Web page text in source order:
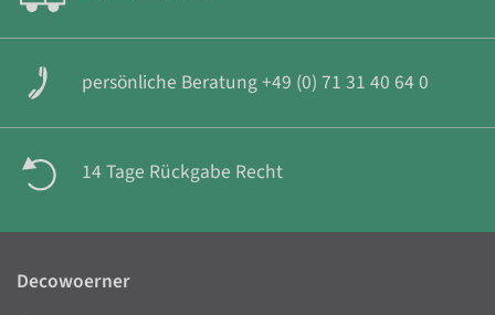
persönliche Beratung +49 (0) 71 31 40 64 0
14 Tage Rückgabe Recht
Decowoerner